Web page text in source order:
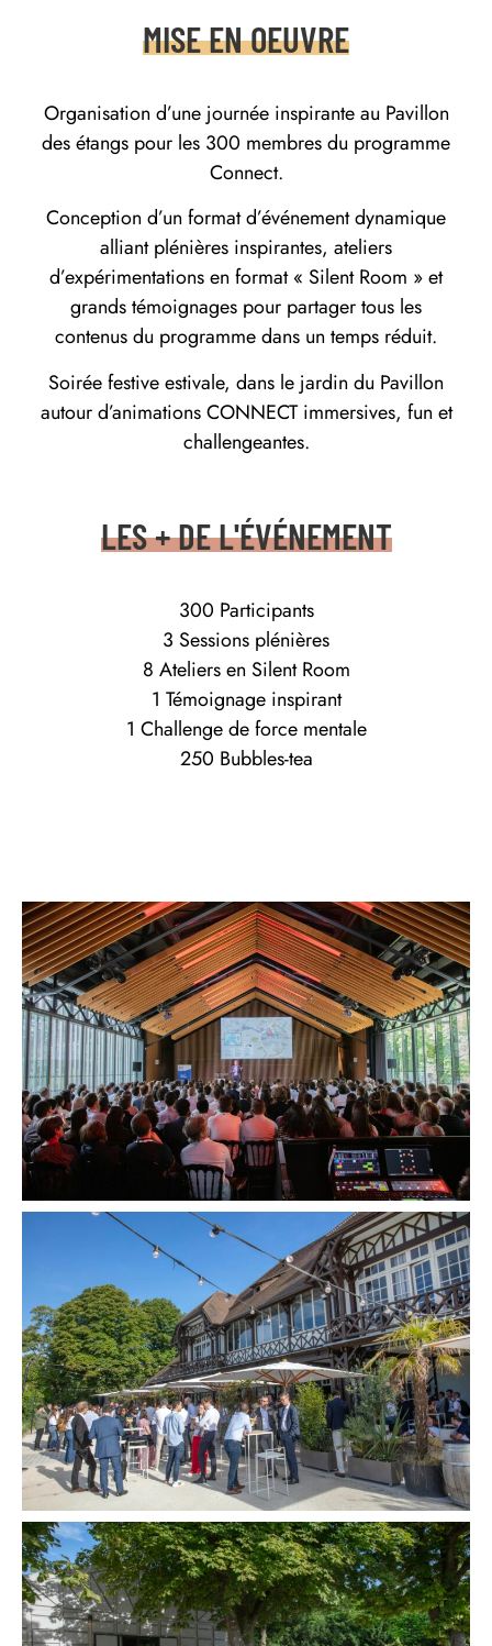
MISE EN OEUVRE
Organisation d’une journée inspirante au Pavillon
des étangs pour les 300 membres du programme
Connect.
Conception d’un format d’événement dynamique
alliant plénières inspirantes, ateliers
d’expérimentations en format « Silent Room » et
grands témoignages pour partager tous les
contenus du programme dans un temps réduit.
Soirée festive estivale, dans le jardin du Pavillon
autour d’animations CONNECT immersives, fun et
challengeantes.
LES + DE L'ÉVÉNEMENT
300 Participants
3 Sessions plénières
8 Ateliers en Silent Room
1 Témoignage inspirant
1 Challenge de force mentale
250 Bubbles-tea